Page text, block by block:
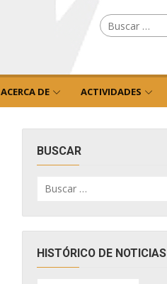
Buscar
por:
ACERCA DE ACTIVIDADES
BUSCAR
por:
HISTÓRICO DE NOTICIAS